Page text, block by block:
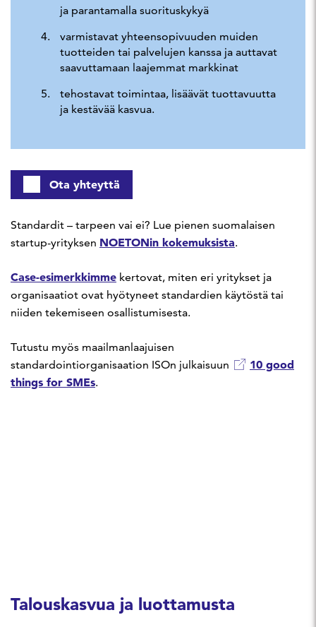
ja parantamalla suorituskykyä
varmistavat yhteensopivuuden muiden
tuotteiden tai palvelujen kanssa ja auttavat
saavuttamaan laajemmat markkinat
tehostavat toimintaa, lisäävät tuottavuutta
ja kestävää kasvua.
Ota yhteyttä
Standardit – tarpeen vai ei? Lue pienen suomalaisen
startup-yrityksen NOETONin kokemuksista.
Case-esimerkkimme kertovat, miten eri yritykset ja
organisaatiot ovat hyötyneet standardien käytöstä tai
niiden tekemiseen osallistumisesta.
Tutustu myös maailmanlaajuisen
standardointiorganisaation ISOn julkaisuun
10 good
things for SMEs.
Talouskasvua ja luottamusta